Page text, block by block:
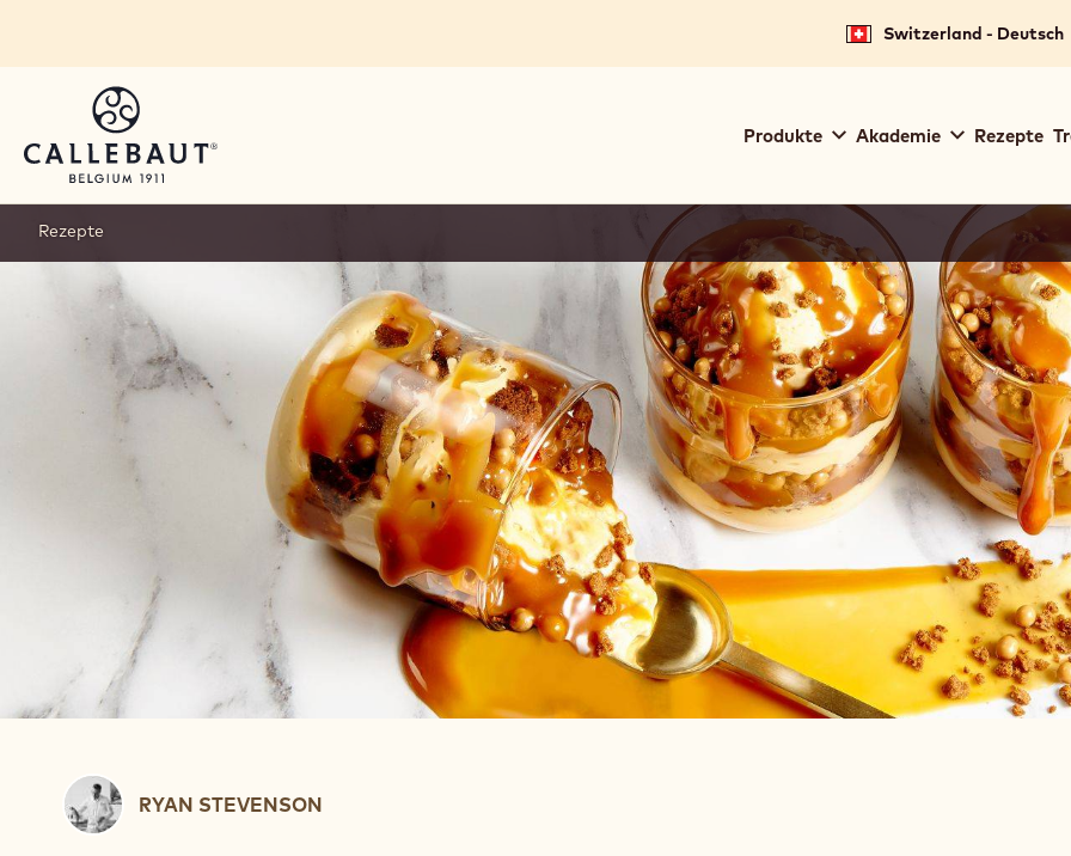
Switzerland - Deutsch
navigation
Produkte Akademie Rezepte
Rezepte
Ryan
Stevenson
RYAN STEVENSON